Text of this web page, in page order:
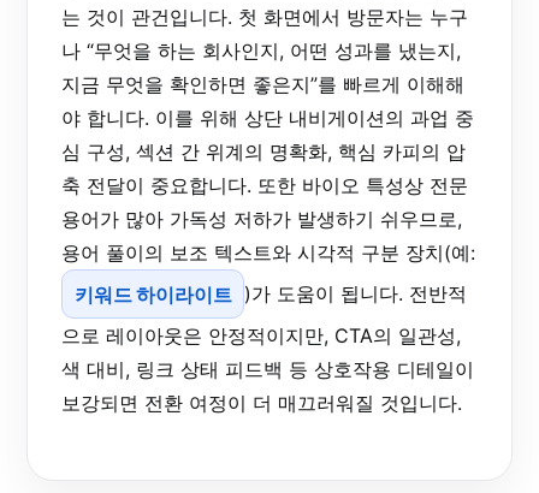
는 것이 관건입니다. 첫 화면에서 방문자는 누구
나 “무엇을 하는 회사인지, 어떤 성과를 냈는지,
지금 무엇을 확인하면 좋은지”를 빠르게 이해해
야 합니다. 이를 위해 상단 내비게이션의 과업 중
심 구성, 섹션 간 위계의 명확화, 핵심 카피의 압
축 전달이 중요합니다. 또한 바이오 특성상 전문
용어가 많아 가독성 저하가 발생하기 쉬우므로,
용어 풀이의 보조 텍스트와 시각적 구분 장치(예:
키워드 하이라이트 )가 도움이 됩니다. 전반적
으로 레이아웃은 안정적이지만, CTA의 일관성,
색 대비, 링크 상태 피드백 등 상호작용 디테일이
보강되면 전환 여정이 더 매끄러워질 것입니다.